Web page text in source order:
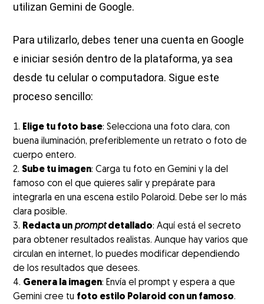
utilizan Gemini de Google.
Para utilizarlo, debes tener una cuenta en Google
e iniciar sesión dentro de la plataforma, ya sea
desde tu celular o computadora. Sigue este
proceso sencillo:
Elige tu foto base: Selecciona una foto clara, con
buena iluminación, preferiblemente un retrato o foto de
cuerpo entero.
Sube tu imagen: Carga tu foto en Gemini y la del
famoso con el que quieres salir y prepárate para
integrarla en una escena estilo Polaroid. Debe ser lo más
clara posible.
Redacta un promptdetallado: Aquí está el secreto
para obtener resultados realistas. Aunque hay varios que
circulan en internet, lo puedes modificar dependiendo
de los resultados que desees.
Genera la imagen: Envía el prompt y espera a que
Gemini cree tu foto estilo Polaroid con un famoso.